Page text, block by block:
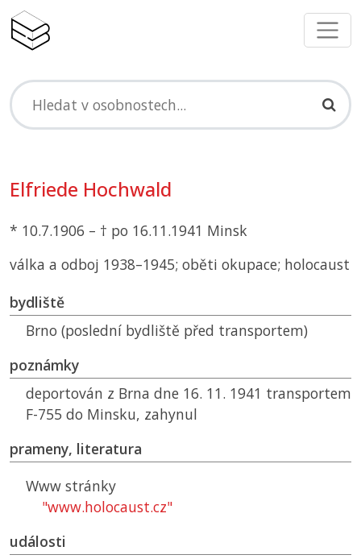
Elfriede Hochwald
* 10.7.1906 – † po 16.11.1941 Minsk
válka a odboj 1938–1945; oběti okupace; holocaust
bydliště
Brno (poslední bydliště před transportem)
poznámky
deportován z Brna dne 16. 11. 1941 transportem
F-755 do Minsku, zahynul
prameny, literatura
Www stránky
"www.holocaust.cz"
události